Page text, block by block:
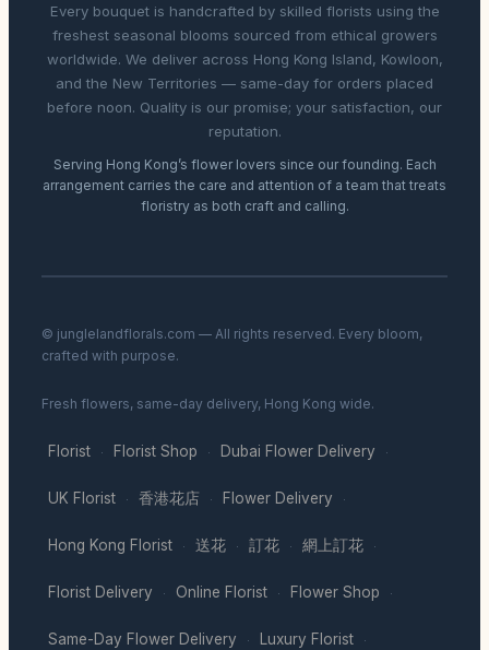
Every bouquet is handcrafted by skilled florists using the
freshest seasonal blooms sourced from ethical growers
worldwide. We deliver across Hong Kong Island, Kowloon,
and the New Territories — same-day for orders placed
before noon. Quality is our promise; your satisfaction, our
reputation.
Serving Hong Kong’s flower lovers since our founding. Each
arrangement carries the care and attention of a team that treats
floristry as both craft and calling.
© junglelandflorals.com — All rights reserved. Every bloom,
crafted with purpose.
Fresh flowers, same-day delivery, Hong Kong wide.
Florist · Florist Shop · Dubai Flower Delivery ·
UK Florist · 香港花店 · Flower Delivery ·
Hong Kong Florist · 送花 · 訂花 · 網上訂花 ·
Florist Delivery · Online Florist · Flower Shop ·
Same-Day Flower Delivery · Luxury Florist ·